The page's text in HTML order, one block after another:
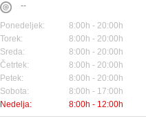
--
Ponedeljek:
8:00h - 20:00h
Torek:
8:00h - 20:00h
Sreda:
8:00h - 20:00h
Četrtek:
8:00h - 20:00h
Petek:
8:00h - 20:00h
Sobota:
8:00h - 17:00h
Nedelja:
8:00h - 12:00h